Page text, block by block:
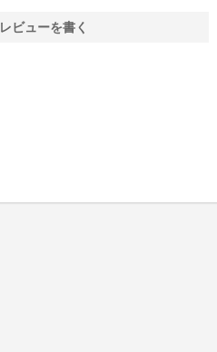
レビューを書く